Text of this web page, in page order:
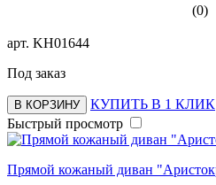
(0)
арт. KH01644
Под заказ
В КОРЗИНУ
КУПИТЬ В 1 КЛИК
Быстрый просмотр
Прямой кожаный диван